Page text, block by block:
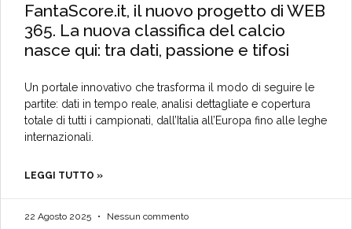
FantaScore.it, il nuovo progetto di WEB
365. La nuova classifica del calcio
nasce qui: tra dati, passione e tifosi
Un portale innovativo che trasforma il modo di seguire le
partite: dati in tempo reale, analisi dettagliate e copertura
totale di tutti i campionati, dall’Italia all’Europa fino alle leghe
internazionali.
LEGGI TUTTO »
22 Agosto 2025 Nessun commento